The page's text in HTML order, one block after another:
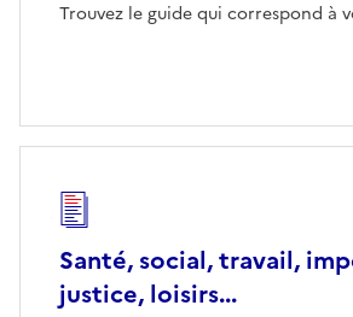
Trouvez le guide qui correspond à
Santé, social, travail,
justice, loisirs...